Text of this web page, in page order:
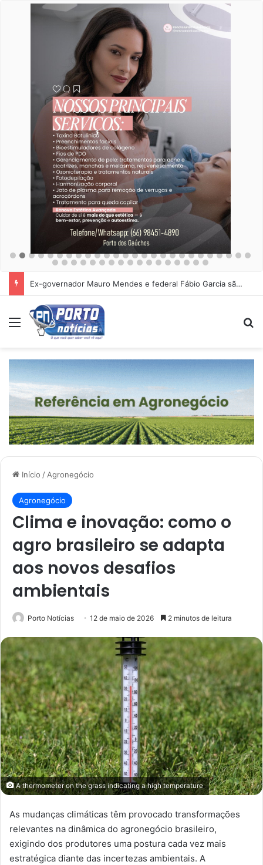
Ex-governador Mauro Mendes e federal Fábio Garcia são alvos da PF por desvio envolvendo uma empresa de telefonia.
Menu
Início /Agronegócio
Agronegócio
Clima e inovação: como o
agro brasileiro se adapta
aos novos desafios
ambientais
Porto Notícias 12 de maio de 2026 2 minutos de leitura
A thermometer on the grass indicating a high temperature
As mudanças climáticas têm provocado transformações
relevantes na dinâmica do agronegócio brasileiro,
exigindo dos produtores uma postura cada vez mais
estratégica diante das incertezas ambientais. A